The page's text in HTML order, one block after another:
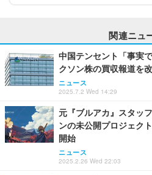
関連ニュ
中国テンセント「事実
クソン株の買収報道を
ニュース
2025.7.2 Wed 14:29
元『ブルアカ』スタッ
ンの未公開プロジェク
開始
ニュース
2025.2.26 Wed 22:03